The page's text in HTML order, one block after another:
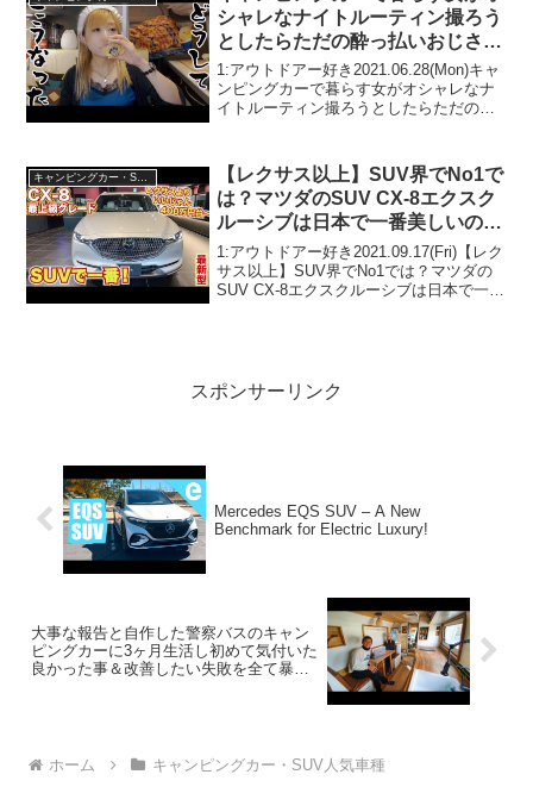
シャレなナイトルーティン撮ろう
としたらただの酔っ払いおじさん
で泣いた
1:アウトドアー好き2021.06.28(Mon)キャ
ンピングカーで暮らす女がオシャレなナ
イトルーティン撮ろうとしたらただの酔
アー好き2021.06.28(Mon)こ...
キャンピングカー・SUV人気車種
【レクサス以上】SUV界でNo1で
は？マツダのSUV CX-8エクスク
ルーシブは日本で一番美しいので
は？CX-８ exclusive mode
1:アウトドアー好き2021.09.17(Fri)【レク
サス以上】SUV界でNo1では？マツダの
SUV CX-8エクスクルーシブは日本で一番
スポンサーリンク
Mercedes EQS SUV – A New
Benchmark for Electric Luxury!
大事な報告と自作した警察バスのキャン
ピングカーに3ヶ月生活し初めて気付いた
良かった事＆改善したい失敗を全て暴露
ホーム キャンピングカー・SUV人気車種